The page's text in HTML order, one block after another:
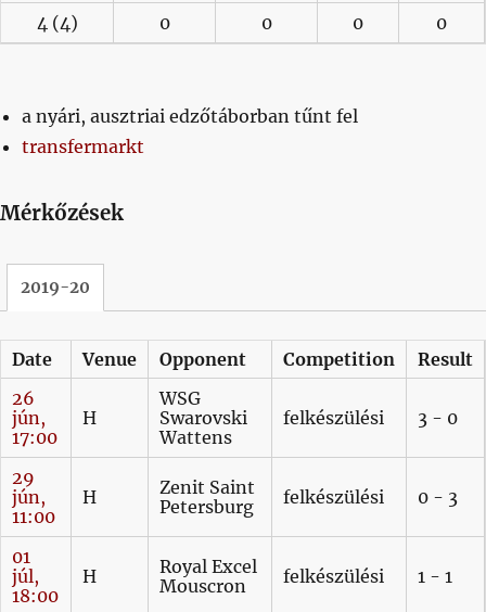
4 (4) 0 0 0 0
a nyári, ausztriai edzőtáborban tűnt fel
transfermarkt
Mérkőzések
2019-20
Date Venue Opponent Competition
Result
26
jún,
17:00
H
WSG
Swarovski
Wattens
felkészülési 3 - 0
29
jún,
11:00
H
Zenit Saint
Petersburg
felkészülési 0 - 3
01
júl,
18:00
H
Royal Excel
Mouscron
felkészülési 1 - 1